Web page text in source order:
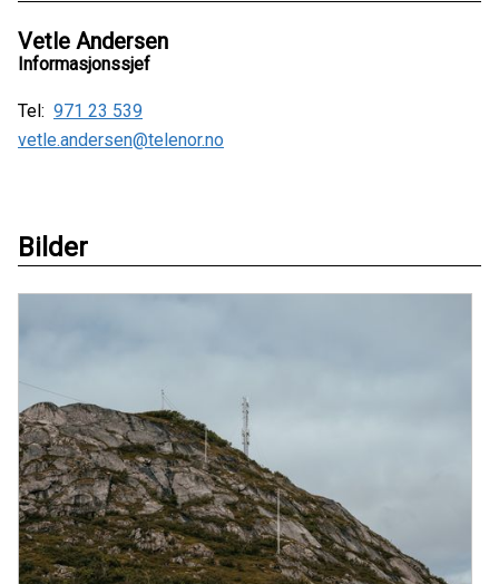
Vetle Andersen
Informasjonssjef
Tel: 971 23 539
vetle.andersen@telenor.no
Bilder